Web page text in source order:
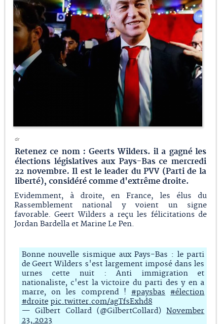
dr
Retenez ce nom : Geerts Wilders. il a gagné les
élections législatives aux Pays-Bas ce mercredi
22 novembre. Il est le leader du PVV (Parti de la
liberté), considéré comme d'extrême droite.
Evidemment, à droite, en France, les élus du
Rassemblement national y voient un signe
favorable. Geert Wilders a reçu les félicitations de
Jordan Bardella et Marine Le Pen.
Bonne nouvelle sismique aux Pays-Bas : le parti
de Geert Wilders s'est largement imposé dans les
urnes cette nuit : Anti immigration et
nationaliste, c'est la victoire du parti des y en a
marre, on les comprend ! #paysbas
#élection
#droite pic.twitter.com/agTfsExhd8
— Gilbert Collard (@GilbertCollard)November
23, 2023